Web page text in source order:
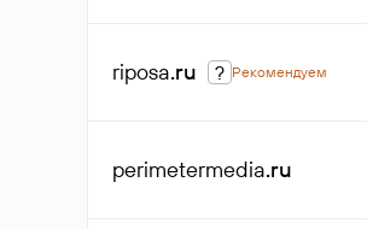
riposa.ru ? Рекомендуем
perimetermedia.ru